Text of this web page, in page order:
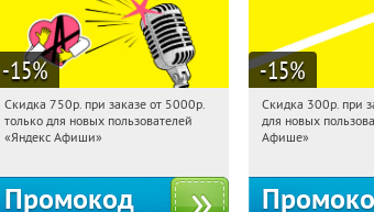
-15%
16:03:48 Получили:114
Россия
Скидка 750р. при заказе от 5000р.
только для новых пользователей
«Яндекс Афиши»
Промокод
-15%
16:03:48
Россия
Скидка 300р. при
для новых
Афише»